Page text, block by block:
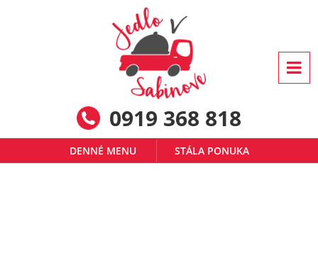
0919 368 818
DENNÉ MENU STÁLA PONUKA